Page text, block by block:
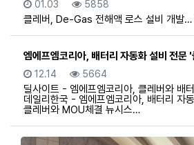
등록일
01.03 조회
5858
클레버, De-Gas 전해액 로스 설비 개발…
엠에프엠코리아, 배터리 자동화 설비 전문
등록일
12.14 조회
5664
딜사이트 - 엠에프엠코리아, 클레버와 배
데일리한국 - 엠에프엠코리아, 배터리 자
클레버와 MOU체결 뉴시스…